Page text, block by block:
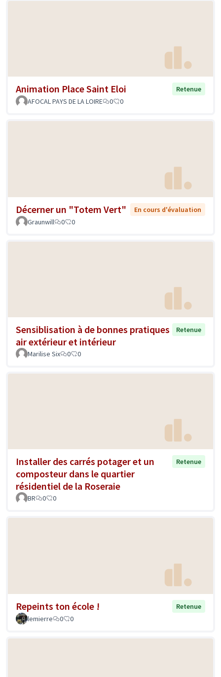
Animation Place Saint Eloi
Retenue
AFOCAL PAYS DE LA LOIRE
0 0
Décerner un "Totem Vert"
En cours d'évaluation
Graunwill
0 0
Sensiblisation à de bonnes pratiques
air extérieur et intérieur
Retenue
Marilise Six 0 0
Installer des carrés potager et un
composteur dans le quartier
résidentiel de la Roseraie
Retenue
BR 0 0
Repeints ton école !
Retenue
lemierre
0 0